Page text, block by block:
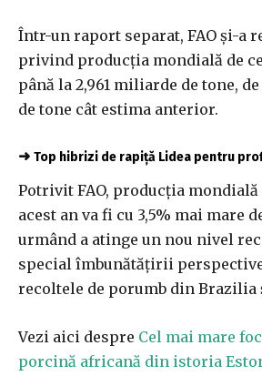
Într-un raport separat, FAO şi-a
privind producţia mondială de
până la 2,961 miliarde de tone,
de tone cât estima anterior.
➜ Top hibrizi de rapiță Lidea pentru
Potrivit FAO, producţia mondială
acest an va fi cu 3,5% mai mare
urmând a atinge un nou nivel
special îmbunătăţirii
recoltele de porumb din Brazilia
Vezi aici despre Cel mai mare
porcină africană din istoria